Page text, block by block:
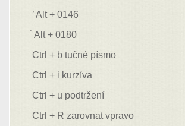
’ Alt + 0146
́ Alt + 0180
Ctrl + b tučné písmo
Ctrl + i kurzíva
Ctrl + u podtržení
Ctrl + R zarovnat vpravo